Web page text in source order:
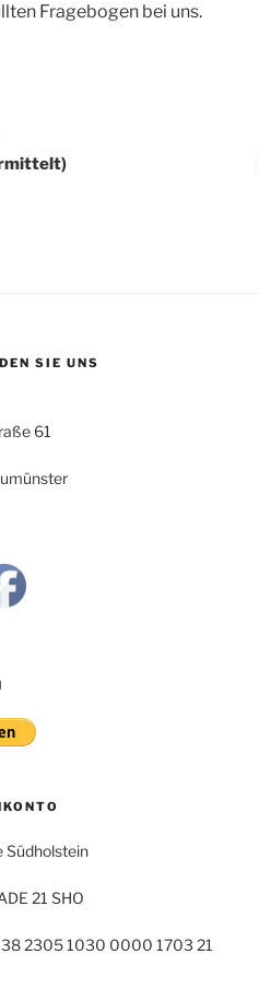
Fragebogen bei uns.
SIE UNS
61
Südholstein
21 SHO
38 2305 1030 0000 1703 21